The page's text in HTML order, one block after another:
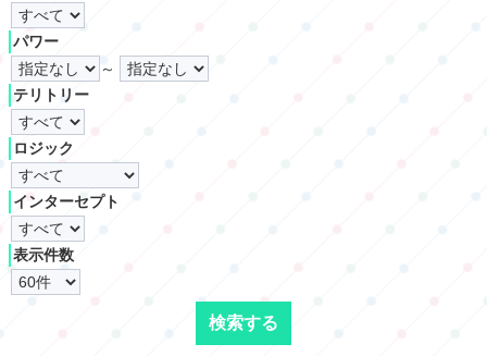
パワー
～
テリトリー
ロジック
インターセプト
表示件数